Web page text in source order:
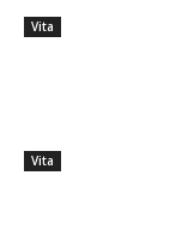
Vita
Vita